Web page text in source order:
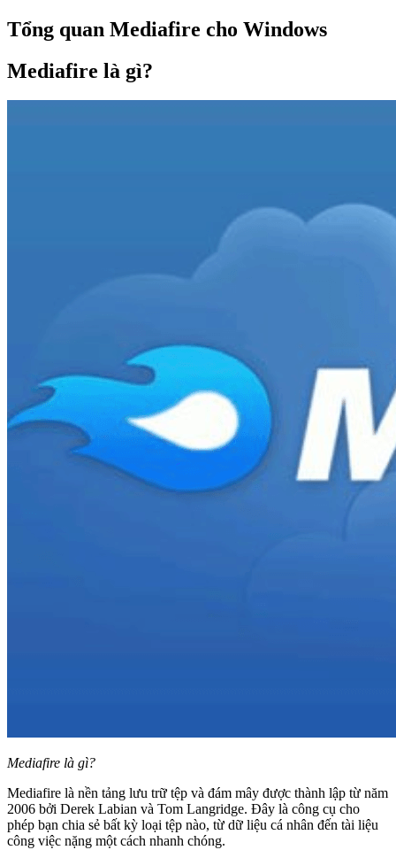
Tổng quan Mediafire cho Windows
Mediafire là gì?
Mediafire là gì?
Mediafire là nền tảng lưu trữ tệp và đám mây được thành lập từ năm
2006 bởi Derek Labian và Tom Langridge. Đây là công cụ cho
phép bạn chia sẻ bất kỳ loại tệp nào, từ dữ liệu cá nhân đến tài liệu
công việc nặng một cách nhanh chóng.